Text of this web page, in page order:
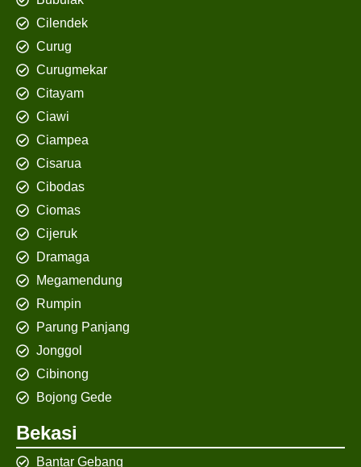
Cilendek
Curug
Curugmekar
Citayam
Ciawi
Ciampea
Cisarua
Cibodas
Ciomas
Cijeruk
Dramaga
Megamendung
Rumpin
Parung Panjang
Jonggol
Cibinong
Bojong Gede
Bekasi
Bantar Gebang